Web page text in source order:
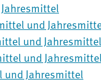
und
und Jahresmittel
und Jahresmittel
Jahresmittel